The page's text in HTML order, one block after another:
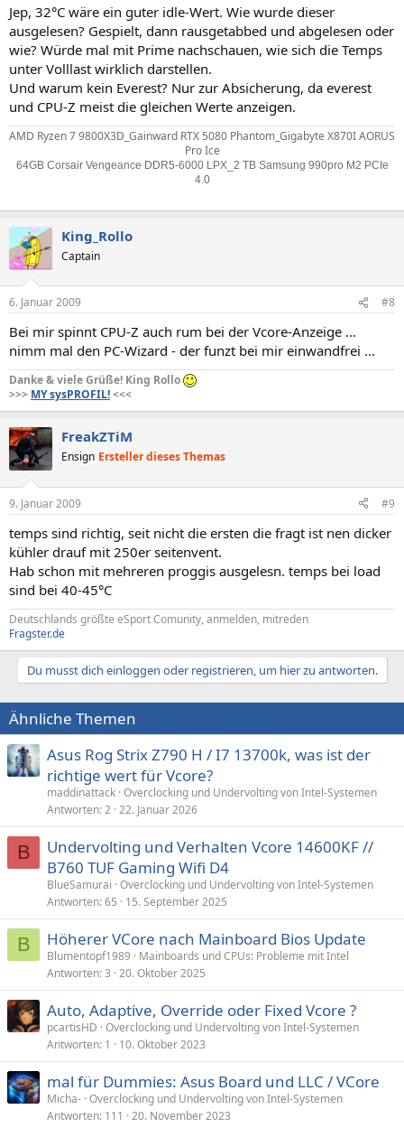
Jep, 32°C wäre ein guter idle-Wert. Wie wurde dieser
ausgelesen? Gespielt, dann rausgetabbed und abgelesen oder
wie? Würde mal mit Prime nachschauen, wie sich die Temps
unter Volllast wirklich darstellen.
Und warum kein Everest? Nur zur Absicherung, da everest
und CPU-Z meist die gleichen Werte anzeigen.
AMD Ryzen 7 9800X3D_Gainward RTX 5080 Phantom_Gigabyte X870I AORUS
Pro Ice
64GB Corsair Vengeance DDR5-6000 LPX_2 TB Samsung 990pro M2 PCIe
4.0
King_Rollo
Captain
6. Januar 2009 #8
Bei mir spinnt CPU-Z auch rum bei der Vcore-Anzeige ...
nimm mal den PC-Wizard - der funzt bei mir einwandfrei ...
Danke & viele Grüße! King Rollo
>>> MY sysPROFIL!<<<
FreakZTiM
Ensign Ersteller dieses Themas
9. Januar 2009 #9
temps sind richtig, seit nicht die ersten die fragt ist nen dicker
kühler drauf mit 250er seitenvent.
Hab schon mit mehreren proggis ausgelesn. temps bei load
sind bei 40-45°C
Deutschlands größte eSport Comunity, anmelden, mitreden
Fragster.de
Du musst dich einloggen oder registrieren, um hier zu antworten.
Ähnliche Themen
Asus Rog Strix Z790 H / I7 13700k, was ist der
richtige wert für Vcore?
maddinattack Overclocking und Undervolting von Intel-Systemen
Antworten 2 22. Januar 2026
B
Undervolting und Verhalten Vcore 14600KF //
B760 TUF Gaming Wifi D4
BlueSamurai Overclocking und Undervolting von Intel-Systemen
Antworten 65 15. September 2025
B Höherer VCore nach Mainboard Bios Update
Blumentopf1989
Mainboards und CPUs: Probleme mit Intel
Antworten 3 20. Oktober 2025
Auto, Adaptive, Override oder Fixed Vcore ?
pcartisHD Overclocking und Undervolting von Intel-Systemen
Antworten 1 10. Oktober 2023
mal für Dummies: Asus Board und LLC / VCore
Micha- Overclocking und Undervolting von Intel-Systemen
Antworten 111 20. November 2023